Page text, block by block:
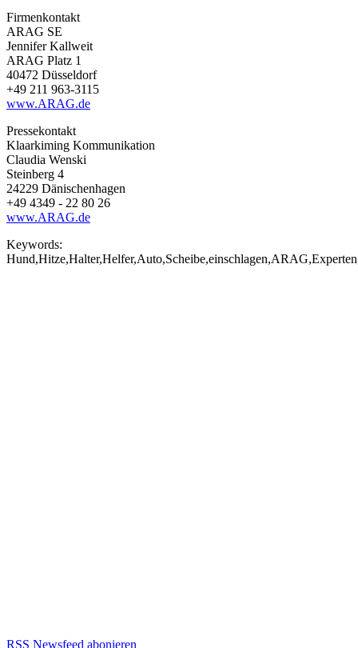
Firmenkontakt
ARAG SE
Jennifer Kallweit
ARAG Platz 1
40472 Düsseldorf
+49 211 963-3115
www.ARAG.de
Pressekontakt
Klaarkiming Kommunikation
Claudia Wenski
Steinberg 4
24229 Dänischenhagen
+49 4349 - 22 80 26
www.ARAG.de
Keywords:
RSS Newsfeed abonieren